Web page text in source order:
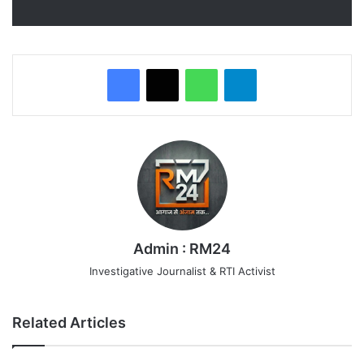
WhatsAppTelegram
Admin : RM24
Investigative Journalist & RTI Activist
Related Articles